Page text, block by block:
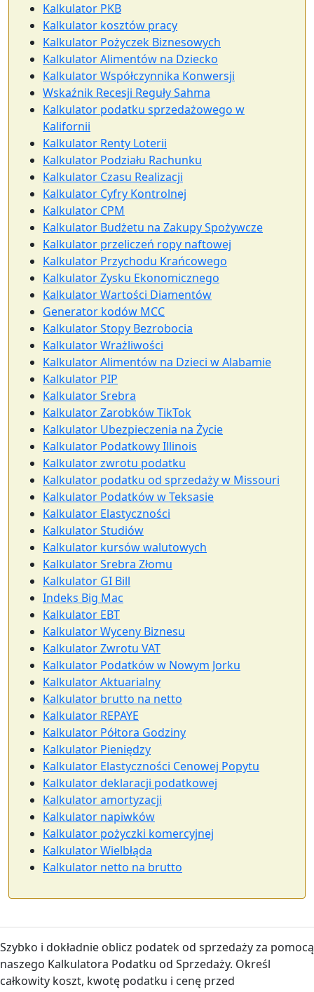
Kalkulator PKB
Kalkulator kosztów pracy
Kalkulator Pożyczek Biznesowych
Kalkulator Alimentów na Dziecko
Kalkulator Współczynnika Konwersji
Wskaźnik Recesji Reguły Sahma
Kalkulator podatku sprzedażowego w
Kalifornii
Kalkulator Renty Loterii
Kalkulator Podziału Rachunku
Kalkulator Czasu Realizacji
Kalkulator Cyfry Kontrolnej
Kalkulator CPM
Kalkulator Budżetu na Zakupy Spożywcze
Kalkulator przeliczeń ropy naftowej
Kalkulator Przychodu Krańcowego
Kalkulator Zysku Ekonomicznego
Kalkulator Wartości Diamentów
Generator kodów MCC
Kalkulator Stopy Bezrobocia
Kalkulator Wrażliwości
Kalkulator Alimentów na Dzieci w Alabamie
Kalkulator PIP
Kalkulator Srebra
Kalkulator Zarobków TikTok
Kalkulator Ubezpieczenia na Życie
Kalkulator Podatkowy Illinois
Kalkulator zwrotu podatku
Kalkulator podatku od sprzedaży w Missouri
Kalkulator Podatków w Teksasie
Kalkulator Elastyczności
Kalkulator Studiów
Kalkulator kursów walutowych
Kalkulator Srebra Złomu
Kalkulator GI Bill
Indeks Big Mac
Kalkulator EBT
Kalkulator Wyceny Biznesu
Kalkulator Zwrotu VAT
Kalkulator Podatków w Nowym Jorku
Kalkulator Aktuarialny
Kalkulator brutto na netto
Kalkulator REPAYE
Kalkulator Półtora Godziny
Kalkulator Pieniędzy
Kalkulator Elastyczności Cenowej Popytu
Kalkulator deklaracji podatkowej
Kalkulator amortyzacji
Kalkulator napiwków
Kalkulator pożyczki komercyjnej
Kalkulator Wielbłąda
Kalkulator netto na brutto
Szybko i dokładnie oblicz podatek od sprzedaży za pomocą
naszego Kalkulatora Podatku od Sprzedaży. Określ
całkowity koszt, kwotę podatku i cenę przed